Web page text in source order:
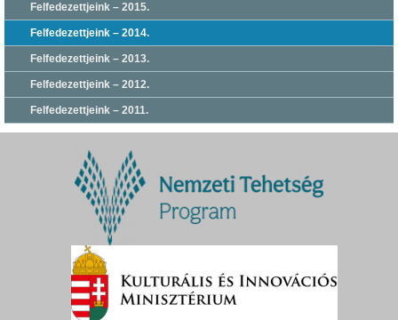
Felfedezettjeink – 2015.
Felfedezettjeink – 2014.
Felfedezettjeink – 2013.
Felfedezettjeink – 2012.
Felfedezettjeink – 2011.